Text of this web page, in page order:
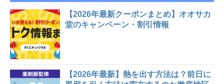
【2026年最新クーポンまとめ】オオサカ
堂のキャンペーン・割引情報
【2026年最新】熱を出す方法は？前日に